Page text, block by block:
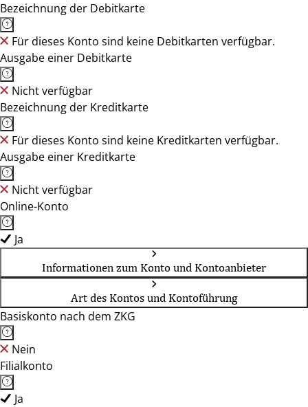
Bezeichnung der Debitkarte
Für dieses Konto sind keine Debitkarten verfügbar.
Ausgabe einer Debitkarte
Nicht verfügbar
Bezeichnung der Kreditkarte
Für dieses Konto sind keine Kreditkarten verfügbar.
Ausgabe einer Kreditkarte
Nicht verfügbar
Online-Konto
Ja
Informationen zum Konto und Kontoanbieter
Art des Kontos und Kontoführung
Basiskonto nach dem ZKG
Nein
Filialkonto
Ja